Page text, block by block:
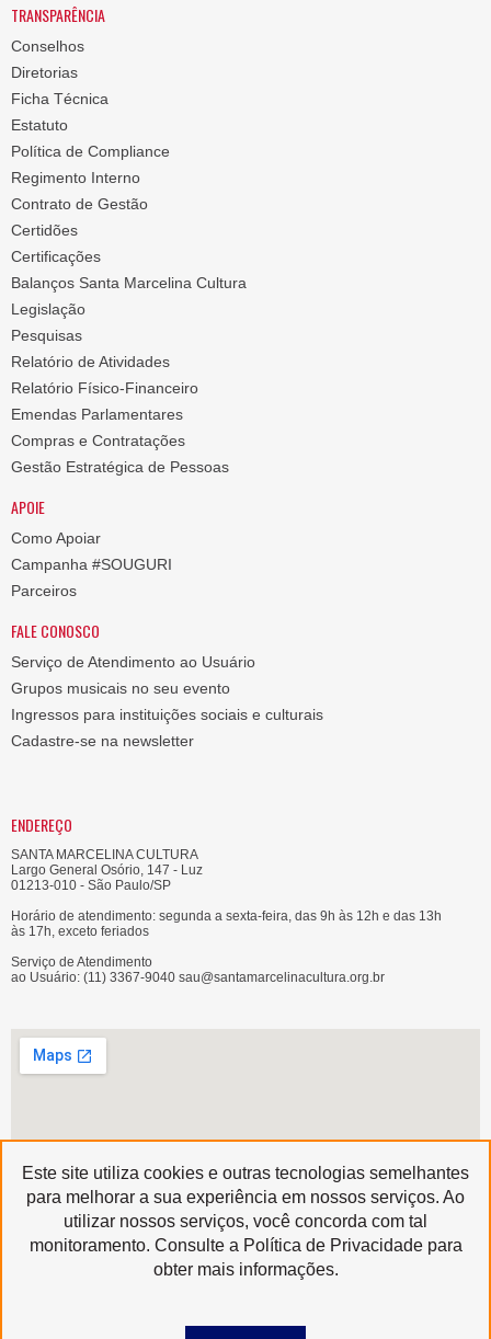
TRANSPARÊNCIA
Conselhos
Diretorias
Ficha Técnica
Estatuto
Política de Compliance
Regimento Interno
Contrato de Gestão
Certidões
Certificações
Balanços Santa Marcelina Cultura
Legislação
Pesquisas
Relatório de Atividades
Relatório Físico-Financeiro
Emendas Parlamentares
Compras e Contratações
Gestão Estratégica de Pessoas
APOIE
Como Apoiar
Campanha #SOUGURI
Parceiros
FALE CONOSCO
Serviço de Atendimento ao Usuário
Grupos musicais no seu evento
Ingressos para instituições sociais e culturais
Cadastre-se na newsletter
ENDEREÇO
SANTA MARCELINA CULTURA
Largo General Osório, 147 - Luz
01213-010 - São Paulo/SP
Horário de atendimento: segunda a sexta-feira, das 9h às 12h e das 13h
às 17h, exceto feriados
Serviço de Atendimento
ao Usuário: (11) 3367-9040 sau@santamarcelinacultura.org.br
Produzido por
Copyright © 2020 | Santa Marcelina Cultura • Todos os Direitos Reservados
Este site utiliza cookies e outras tecnologias semelhantes
para melhorar a sua experiência em nossos serviços. Ao
utilizar nossos serviços, você concorda com tal
monitoramento. Consulte a Política de Privacidade para
obter mais informações.